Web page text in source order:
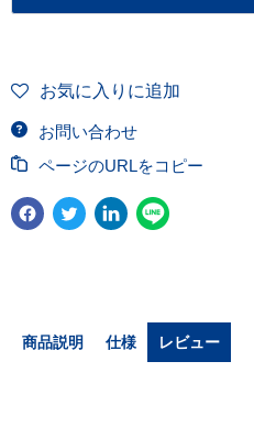
お気に入りに追加
お問い合わせ
ページのURLをコピー
商品説明 仕様 レビュー